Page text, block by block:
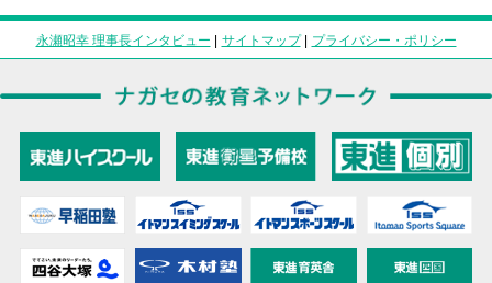
永瀬昭幸 理事長インタビュー | サイトマップ| プライバシー・ポリシー